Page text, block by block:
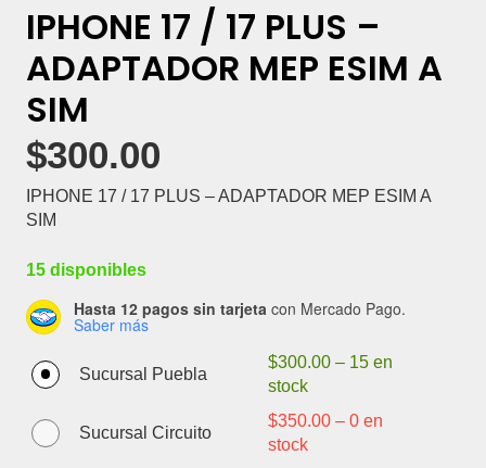
IPHONE 17 / 17 PLUS –
ADAPTADOR MEP ESIM A
SIM
$300.00
IPHONE 17 / 17 PLUS – ADAPTADOR MEP ESIM A
SIM
15 disponibles
Hasta 12 pagos sin tarjeta con Mercado Pago.
Saber más
Sucursal Puebla
$300.00– 15 en
stock
Sucursal Circuito
$350.00– 0 en
stock